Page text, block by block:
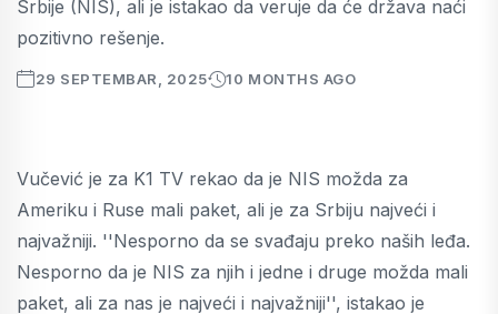
Srbije (NIS), ali je istakao da veruje da će država naći
pozitivno rešenje.
29 SEPTEMBAR, 2025 10 MONTHS AGO
Vučević je za K1 TV rekao da je NIS možda za
Ameriku i Ruse mali paket, ali je za Srbiju najveći i
najvažniji. ''Nesporno da se svađaju preko naših leđa.
Nesporno da je NIS za njih i jedne i druge možda mali
paket, ali za nas je najveći i najvažniji'', istakao je